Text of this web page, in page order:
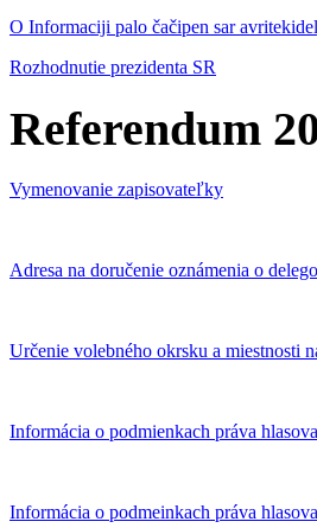
O Informaciji palo čačipen sar
Rozhodnutie prezidenta SR
Referendum
Vymenovanie zapisovateľky
Adresa na doručenie oznámenia o
Určenie volebného okrsku a miestnosti
Informácia o podmienkach práva
Informácia o podmeinkach práva